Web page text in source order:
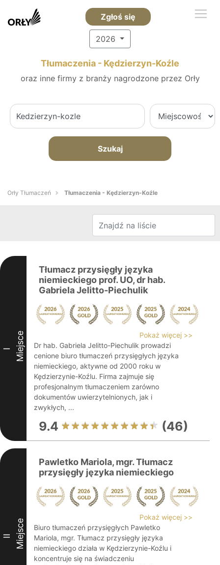
Zgłoś się
2026
Tłumaczenia - Kędzierzyn-Koźle
oraz inne firmy z branży nagrodzone przez Orły
Szukaj
Orły Tłumaczeń Tłumaczenia - Kędzierzyn-Koźle
I Miejsce
Tłumacz przysięgły języka
niemieckiego prof. UO, dr hab.
Gabriela Jelitto-Piechulik
Pokaż więcej >>
Dr hab. Gabriela Jelitto-Piechulik prowadzi
cenione biuro tłumaczeń przysięgłych języka
niemieckiego, aktywne od 2000 roku w
Kędzierzynie-Koźlu. Firma zajmuje się
profesjonalnym tłumaczeniem zarówno
dokumentów uwierzytelnionych, jak i
zwykłych, ...
9.4 (46)
II Miejsce
Pawletko Mariola, mgr. Tłumacz
przysięgły języka niemieckiego
Pokaż więcej >>
Biuro tłumaczeń przysięgłych Pawletko
Mariola, mgr. Tłumacz przysięgły języka
niemieckiego działa w Kędzierzynie-Koźlu i
koncentruje się na świadczeniu